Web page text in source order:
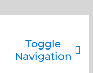
Toggle
Navigation